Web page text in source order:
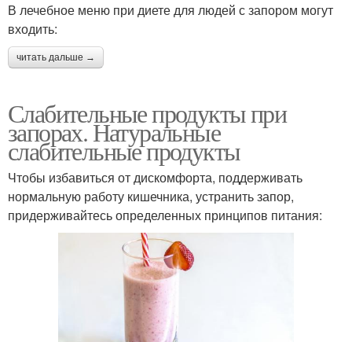
В лечебное меню при диете для людей с запором могут
входить:
читать дальше →
Слабительные продукты при
запорах. Натуральные
слабительные продукты
Чтобы избавиться от дискомфорта, поддерживать
нормальную работу кишечника, устранить запор,
придерживайтесь определенных принципов питания: